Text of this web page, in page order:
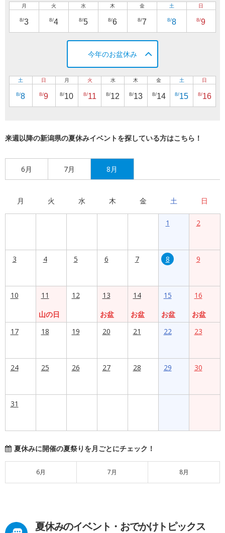
月
8/3
火
8/4
水
8/5
木
8/6
金
8/7
土
8/8
日
8/9
今年のお盆休み
土
8/8
日
8/9
月
8/10
火
8/11
水
8/12
木
8/13
金
8/14
土
8/15
日
8/16
来週以降の新潟県の夏休みイベントを探している方はこちら！
6月 7月 8月
月 火 水 木 金 土 日
1 2
3 4 5 6 7 8 9
10
11
山の日
12
13
お盆
14
お盆
15
お盆
16
お盆
17
18 19 20 21 22 23
24 25 26 27 28 29 30
31
夏休みに開催の夏祭りを月ごとにチェック！
6月 7月 8月
夏休みのイベント・おでかけトピックス